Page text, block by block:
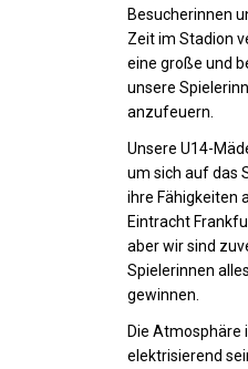
Besucherinnen
Zeit im Stadion
eine große und
unsere
anzufeuern.
Unsere U14-
um sich auf das
ihre Fähigkeiten
Eintracht
aber wir sind
Spielerinnen
gewinnen.
Die Atmosphäre
elektrisierend